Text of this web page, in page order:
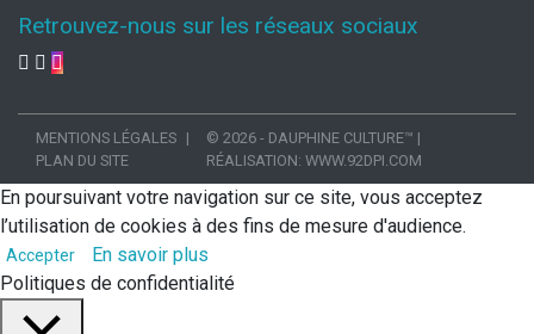
Retrouvez-nous sur les réseaux sociaux
MENTIONS LÉGALES
PLAN DU SITE
© 2026 - DAUPHINE CULTURE™ |
RÉALISATION: WWW.92DPI.COM
En poursuivant votre navigation sur ce site, vous acceptez
l’utilisation de cookies à des fins de mesure d'audience.
Accepter
En savoir plus
Politiques de confidentialité